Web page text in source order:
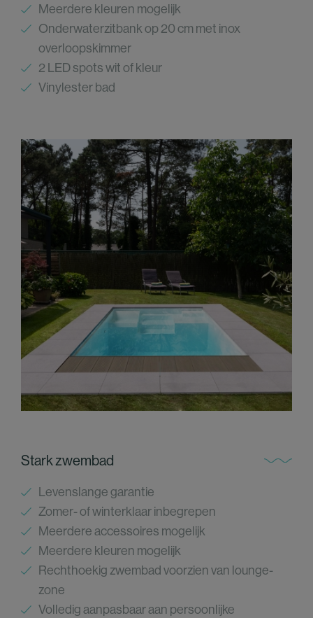
Meerdere kleuren mogelijk
Onderwaterzitbank op 20 cm met inox
overloopskimmer
2 LED spots wit of kleur
Vinylester bad
Stark zwembad
Levenslange garantie
Zomer- of winterklaar inbegrepen
Meerdere accessoires mogelijk
Meerdere kleuren mogelijk
Rechthoekig zwembad voorzien van lounge-
zone
Volledig aanpasbaar aan persoonlijke